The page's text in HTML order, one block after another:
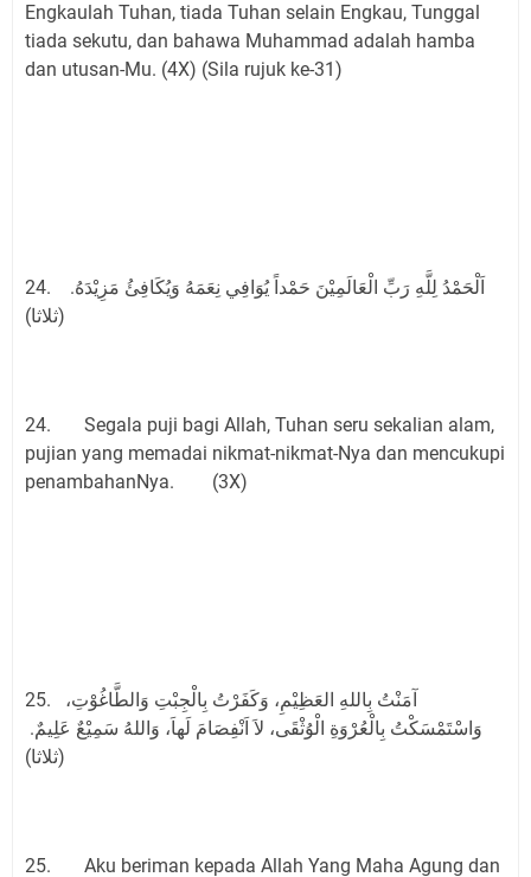
Engkaulah Tuhan, tiada Tuhan selain Engkau, Tunggal
tiada sekutu, dan bahawa Muhammad adalah hamba
dan utusan-Mu. (4X) (Sila rujuk ke-31)
24. اَلْحَمْدُ لِلَّهِ رَبِّ الْعَالَمِيْنَ حَمْداً يُوَافِي نِعَمَهُ وَيُكَافِئُ مَزِيْدَهُ.
(ثلاثا)
24. Segala puji bagi Allah, Tuhan seru sekalian alam,
pujian yang memadai nikmat-nikmat-Nya dan mencukupi
penambahanNya. (3X)
25. آمَنْتُ بِاللهِ العَظِيْمِ، وَكَفَرْتُ بِالْجِبْتِ وَالطَّاغُوْتِ،
وَاسْتَمْسَكْتُ بِالْعُرْوَةِ الْوُثْقَى، لاَ اَنْفِصَامَ لَهاَ، وَاللهُ سَمِيْعٌ عَلِيمٌ.
(ثلاثا)
25. Aku beriman kepada Allah Yang Maha Agung dan